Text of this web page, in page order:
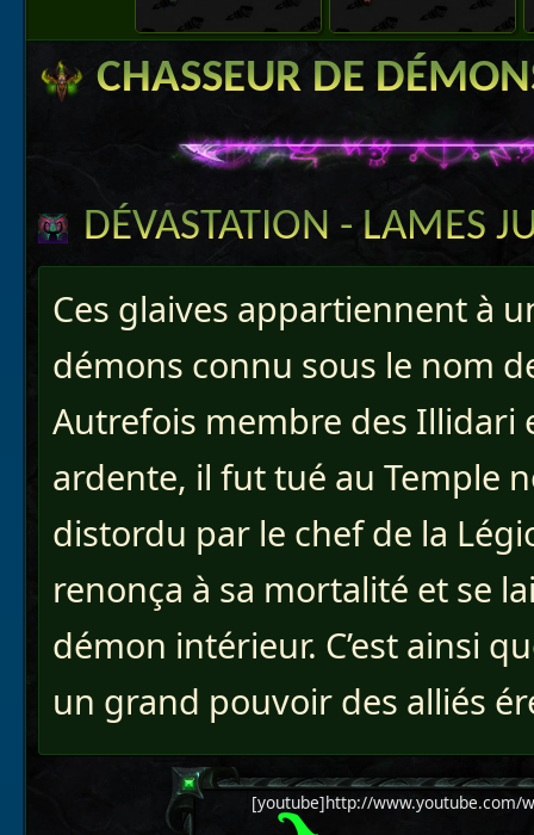
CHASSEUR DE
DÉVASTATION - LAMES
Ces glaives appartiennent à
démons connu sous le nom
Autrefois membre des Illidari
ardente, il fut tué au Temple
distordu par le chef de la
renonça à sa mortalité et se
démon intérieur. C’est ainsi
un grand pouvoir des alliés
[youtube]http://www.youtube.com/